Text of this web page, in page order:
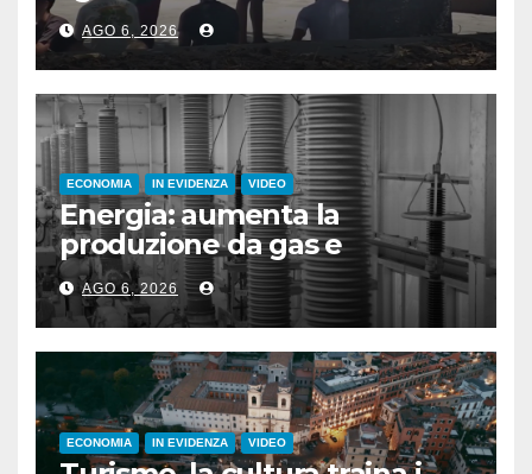
Algeria, Italia e Francia
AGO 6, 2026
ECONOMIA IN EVIDENZA VIDEO
Energia: aumenta la
produzione da gas e
fotovoltaico
AGO 6, 2026
ECONOMIA IN EVIDENZA VIDEO